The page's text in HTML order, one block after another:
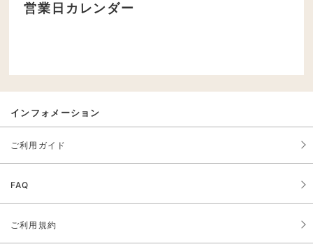
営業日カレンダー
インフォメーション
ご利用ガイド
FAQ
ご利用規約